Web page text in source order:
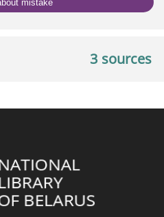
mistake
3 sources